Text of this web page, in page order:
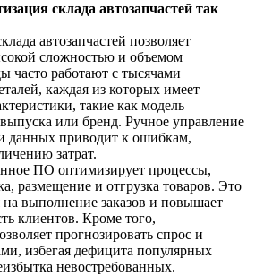
склада автозапчастей так
автозапчастей позволяет
сложностью и объемом
часто работают с тысячами
каждая из которых имеет
такие как модель
или бренд. Ручное управление
данных приводит к ошибкам,
затрат.
ПО оптимизирует процессы,
размещение и отгрузка товаров. Это
на выполнение заказов и повышает
клиентов. Кроме того,
прогнозировать спрос и
избегая дефицита популярных
невостребованных.